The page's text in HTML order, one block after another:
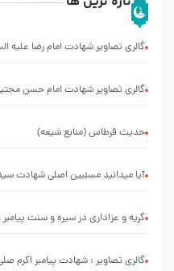
گالری تصاویر شهادت امام رضا علیه
گالری تصاویر شهادت امام حسن
حدیث قرطاس (منابع شیعه)
آیا میدانید مسبّبین اصلی شهادت
گریه و عزاداری در سیره و سنت
گالری تصاویر : شهادت پیامبر اکرم